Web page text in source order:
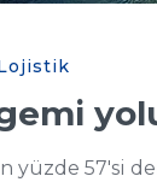
gemi
yüzde 57'si